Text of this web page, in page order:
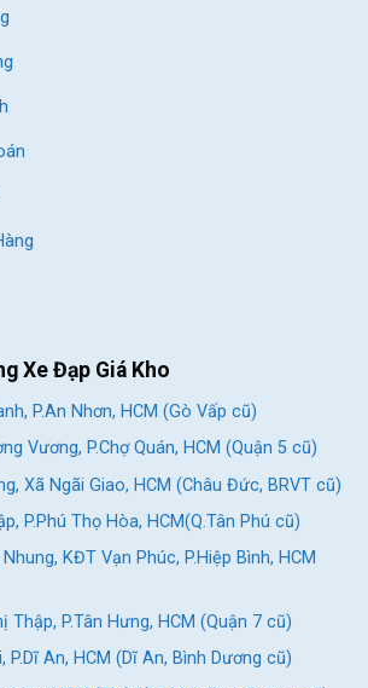
Xe Đạp Giá Kho
P.An Nhơn, HCM (Gò Vấp cũ)
Vương, P.Chợ Quán, HCM (Quận 5 cũ)
Xã Ngãi Giao, HCM (Châu Đức, BRVT cũ)
P.Phú Thọ Hòa, HCM(Q.Tân Phú cũ)
KĐT Vạn Phúc, P.Hiệp Bình, HCM
Thập, P.Tân Hưng, HCM (Quận 7 cũ)
P.Dĩ An, HCM (Dĩ An, Bình Dương cũ)